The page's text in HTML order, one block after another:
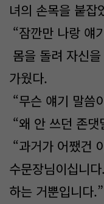
녀의 손목을 붙잡
“잠깐만 나랑 얘
몸을 돌려 자신
가웠다.
“무슨 얘기 말씀
“왜 안 쓰던 존댓
“과거가 어쨌건
수문장님이십니
하는 거뿐입니다.”